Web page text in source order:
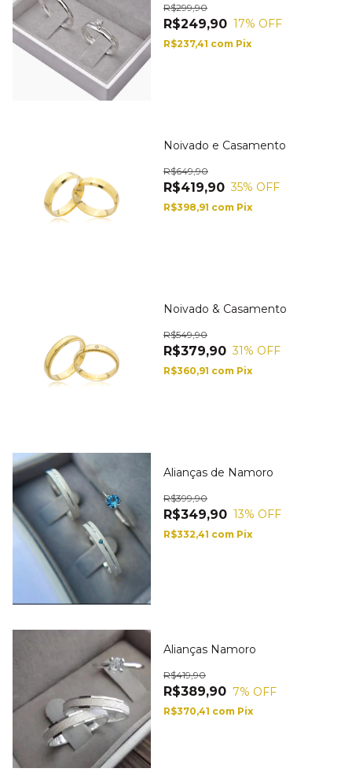
R$249,90
R$299,90
17% OFF
R$237,41 com Pix
Noivado e Casamento
R$419,90
R$649,90
35% OFF
R$398,91 com Pix
Noivado & Casamento
R$379,90
R$549,90
31% OFF
R$360,91 com Pix
Alianças de Namoro
R$349,90
R$399,90
13% OFF
R$332,41 com Pix
Alianças Namoro
R$389,90
R$419,90
7% OFF
R$370,41 com Pix